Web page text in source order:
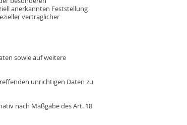
anerkannten Feststellung
vertraglicher
sowie auf weitere
unrichtigen Daten zu
nach Maßgabe des Art. 18